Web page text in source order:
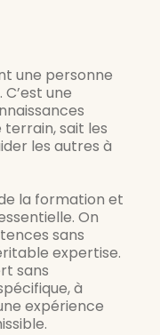
une personne
une
terrain, sait les
les autres à
la formation et
On
sans
expertise.
sans
à
expérience